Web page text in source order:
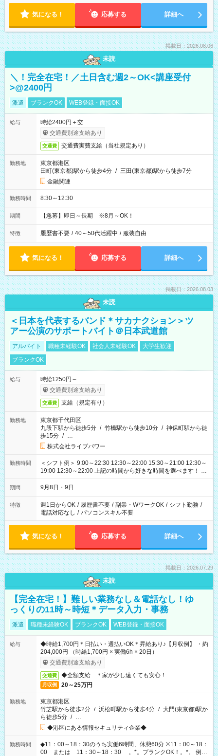
気になる！ 応募する 詳細へ
掲載日：2026.08.06
未読
＼！完全在宅！／土日含む週2～OK<講座受付
>@2400円
派遣 ブランクOK WEB登録・面接OK
給与
時給2400円＋交
交通費別途支給あり
交通費 交通費実費支給（当社規定あり）
勤務地
東京都港区
田町(東京都)駅から徒歩4分 / 三田(東京都)駅から徒歩7分
金融関連
勤務時間 8:30～12:30
期間 【急募】即日～長期 ※8月～OK！
特徴 履歴書不要 / 40～50代活躍中 / 服装自由
気になる！ 応募する 詳細へ
掲載日：2026.08.03
未読
＜日本を代表するバンド＊サカナクション＞ツ
アー公演のサポートバイト＠日本武道館
アルバイト 職種未経験OK 社会人未経験OK
大学生歓迎
ブランクOK
給与
時給1250円～
交通費別途支給あり
交通費 支給（規定有り）
勤務地
東京都千代田区
九段下駅から徒歩5分 / 竹橋駅から徒歩10分 / 神保町駅から徒
歩15分 / …
株式会社ライブパワー
勤務時間
＜シフト例＞ 9:00～22:30 12:30～22:00 15:30～21:00 12:30～
19:00 12:30～22:00 上記の時間から好きな時間を選べます！ ※
時間は変更となる可能性があります
期間 9月8日・9日
特徴 週1日からOK / 履歴書不要 / 副業・WワークOK / シフト勤務 /
電話対応なし / パソコンスキル不要
気になる！ 応募する 詳細へ
掲載日：2026.07.29
未読
【完全在宅！】難しい業務なし＆電話なし！ゆ
っくりの11時～時短＊データ入力・事務
派遣 職種未経験OK ブランクOK WEB登録・面接OK
給与
◆時給1,700円＊日払い・週払いOK＊昇給あり♪【月収例】 ・約
204,000円 （時給1,700円 × 実働6h × 20日）
交通費別途支給あり
交通費 ◆全額支給 ＊家が少し遠くても安心！
月収例 20～25万円
勤務地
東京都港区
竹芝駅から徒歩2分 / 浜松町駅から徒歩4分 / 大門(東京都)駅か
ら徒歩5分 / …
◆港区にある情報セキュリティ企業◆
勤務時間
◆11：00～18：30のうち実働6時間、休憩60分 ※11：00～18：
00 または 11：30～18：30 。*。ブランクOK！。*。 例え